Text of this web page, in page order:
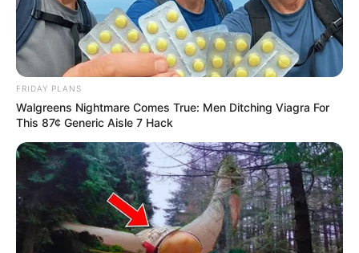
FRIDAY PLANS
Walgreens Nightmare Comes True: Men Ditching Viagra For
This 87¢ Generic Aisle 7 Hack